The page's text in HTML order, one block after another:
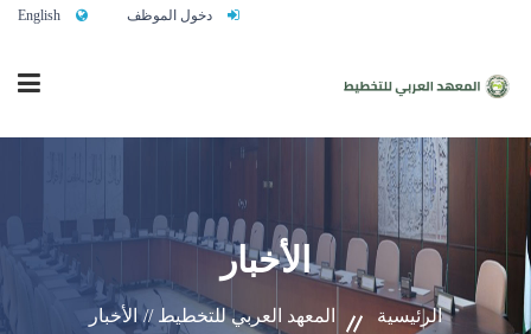
دخول الموظف English
الرئيسية
من نحن الأخبار
الرئيسية المعهد العربي للتخطيط // الأخبار